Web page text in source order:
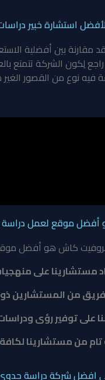
استشارة خبير
مقارنة بين أفضلية
لِكون الشركة تتمتع
فيه نوع من القصور
أفضل موقع لعمل
بروفيت كاش هو أفضل موقع
مستشارينا على
فريق من المستشارين
على توفير رؤى
تام من مستشارينا
افضل شركة دراسة جدوى